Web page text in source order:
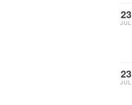
23
JUL
23
JUL